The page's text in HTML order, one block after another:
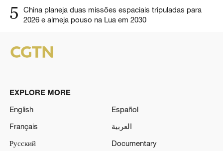
5
China planeja duas missões espaciais tripuladas para
2026 e almeja pouso na Lua em 2030
EXPLORE MORE
English
Español
Français
العربية
Русский
Documentary